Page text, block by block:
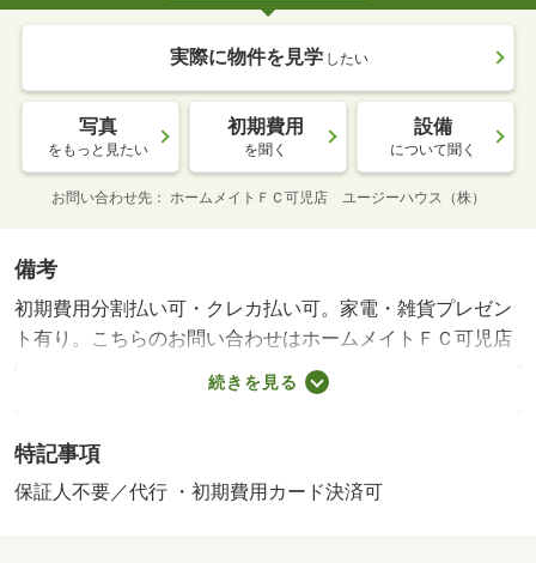
実際に物件を見学 したい
写真
をもっと見たい
初期費用
を聞く
設備
について聞く
お問い合わせ先 ホームメイトＦＣ可児店 ユージーハウス（株）
備考
初期費用分割払い可・クレカ払い可。家電・雑貨プレゼン
ト有り。こちらのお問い合わせはホームメイトＦＣ可児店
へぜひどうぞ（ＴＥＬ：０５７４－６６－２２３４まで）
また物件についてのご質問やご見学希望のご連絡もぜひお
０％ 入居時 １００００円 毎年【家賃保証期間】１年
間 【家賃保証会社】プラザ賃貸管理保障（株） 【家賃
続きを見る
特記事項
保証人不要／代行 ・初期費用カード決済可